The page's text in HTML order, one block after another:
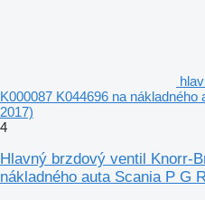
K000087 K044696 na
2017)
4
Hlavný brzdový ventil Knorr-
nákladného auta Scania P G